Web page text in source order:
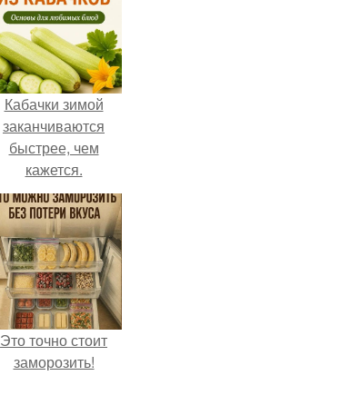
Кабачки зимой
заканчиваются
быстрее, чем
кажется.
Это точно стоит
заморозить!